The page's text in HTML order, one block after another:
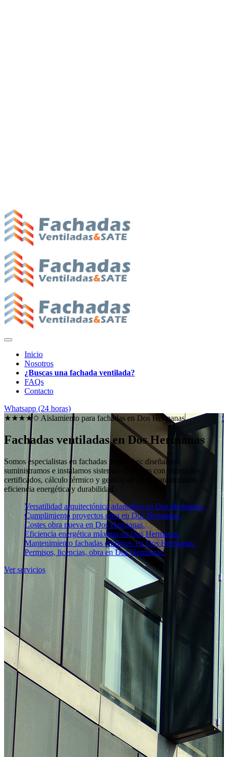
Inicio
Nosotros
¿Buscas una fachada ventilada?
FAQs
Contacto
Whatsapp (24 horas)
★★★★✩ Aislamiento para fachadas en Dos Hermanas
Fachadas ventiladas en Dos Hermanas
Somos especialistas en fachadas ventiladas: diseñamos,
suministramos e instalamos sistemas eficientes con materiales
certificados, cálculo térmico y gestión de obra, garantizando
eficiencia energética y durabilidad.
Versatilidad arquitectónica adaptativa en Dos Hermanas.
Cumplimiento proyectos obra en Dos Hermanas.
Costes obra nueva en Dos Hermanas.
Eficiencia energética máxima en Dos Hermanas.
Mantenimiento fachadas edificios. en Dos Hermanas.
Permisos, licencias, obra en Dos Hermanas.
Ver servicios